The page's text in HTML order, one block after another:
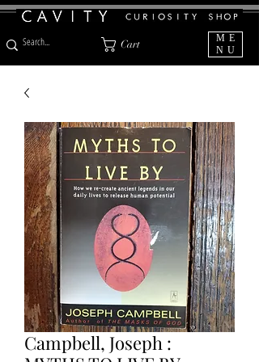
Cart
ME
NU
Campbell, Joseph :